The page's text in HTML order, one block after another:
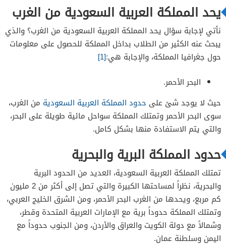
يحد المملكة العربية السعودية من الغرب
نأتي لإجابة سؤال يحد المملكة العربية السعودية من الغرب؟ والذي
يبحث عنه الكثير من الطلاب بداخل المملكة للحصول على معلومات
حول جغرافيا المملكة، والإجابة هي:[1]
البحر الأحمر.
حيث لا يوجد شئ على حدود المملكة العربية السعودية من الغرب،
سوى البحر الأحمر وتمتلك المملكة سواحل مائية طويلة على البحر،
والتي يتم الاستفادة منها بشكل كامل.
حدود المملكة البرية والبحرية
تمتلك المملكة العربية السعودية، العديد من الحدود البرية
والبحرية، نظراً لمساحتها الكبيرة والتي تصل إلى أكثر من 2 مليون
كم مربع، ويحدها من الغرب البحر الأحمر، ومن الشرق الخليج العربي،
وتمتلك المملكة حدوداً برية مع الإمارات العربية المتحدة وقطر،
وشمالاً مع دولة الكويت والعراق والأردن، ومن الجنوب حدوداً مع
اليمن وسلطنة عمان.